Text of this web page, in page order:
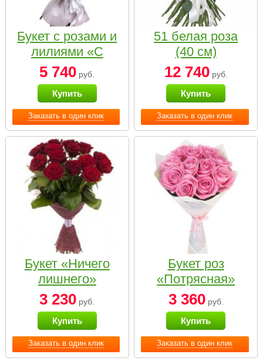
Заказать в один клик
Букет с розами и
лилиями «С
наилучшими
пожеланиями»
5 740 руб.
Купить
Заказать в один клик
51 белая роза
(40 см)
12 740руб.
Купить
Заказать в один клик
Букет «Ничего
лишнего»
3 230 руб.
Купить
Заказать в один клик
Букет роз
«Потрясная»
3 360руб.
Купить